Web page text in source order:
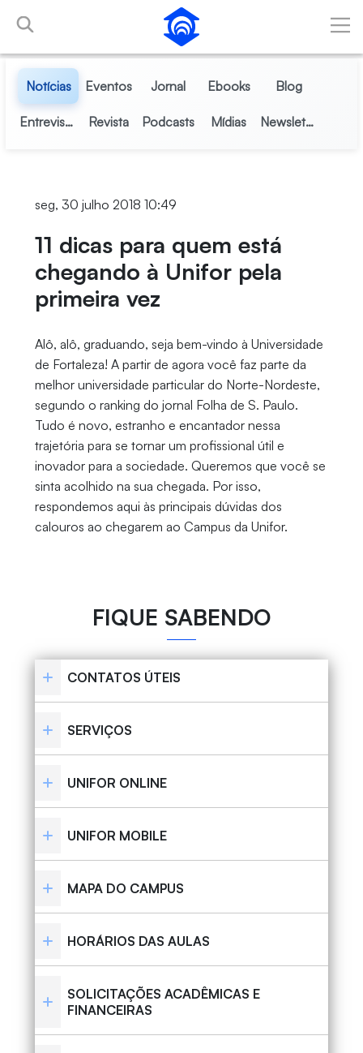
Pular para o Conteúdo principal
Notícias Eventos Jornal Ebooks Blog
Entrevistas Revista Podcasts Mídias Newsletter
seg, 30 julho 2018 10:49
11 dicas para quem está
chegando à Unifor pela
primeira vez
Alô, alô, graduando, seja bem-vindo à Universidade
de Fortaleza! A partir de agora você faz parte da
melhor universidade particular do Norte-Nordeste,
segundo o ranking do jornal Folha de S. Paulo.
Tudo é novo, estranho e encantador nessa
trajetória para se tornar um profissional útil e
inovador para a sociedade. Queremos que você se
sinta acolhido na sua chegada. Por isso,
respondemos aqui às principais dúvidas dos
calouros ao chegarem ao Campus da Unifor.
FIQUE SABENDO
CONTATOS ÚTEIS
SERVIÇOS
UNIFOR ONLINE
UNIFOR MOBILE
MAPA DO CAMPUS
HORÁRIOS DAS AULAS
SOLICITAÇÕES ACADÊMICAS E
FINANCEIRAS